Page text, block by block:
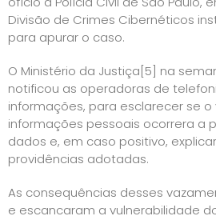
Divisão de Crimes Cibernéticos
para apurar o caso.
O Ministério da Justiça[5] na
notificou as operadoras de
informações, para esclarecer se
informações pessoais ocorrera a
dados e, em caso positivo,
providências adotadas.
As consequências desses
e escancaram a vulnerabilidade